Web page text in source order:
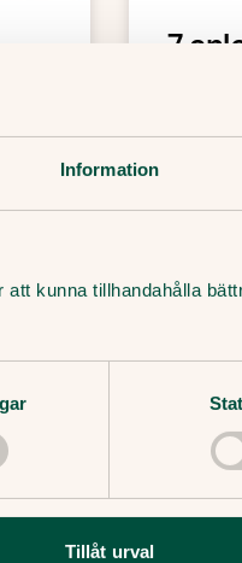
Information
kunna tillhandahålla
Tillåt urval
mer
7
i
det
8